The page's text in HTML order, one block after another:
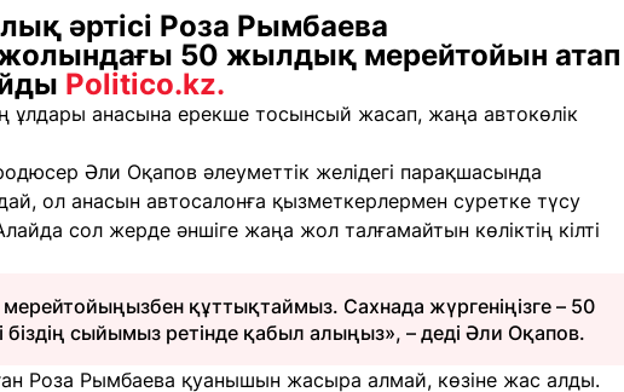
әртісі Роза Рымбаева
50 жылдық мерейтойын атап
Politico.kz.
ұлдары анасына ерекше тосынсый жасап, жаңа автокөлік
Әли Оқапов әлеуметтік желідегі парақшасында
ол анасын автосалонға қызметкерлермен суретке түсу
сол жерде әншіге жаңа жол талғамайтын көліктің кілті
құттықтаймыз. Сахнада жүргеніңізге – 50
сыйымыз ретінде қабыл алыңыз», – деді Әли Оқапов.
Роза Рымбаева қуанышын жасыра алмай, көзіне жас алды.